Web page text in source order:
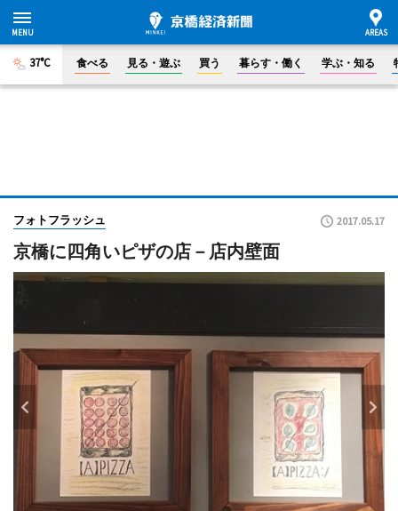
37°C 食べる 見る・遊ぶ 買う 暮らす・働く 学ぶ・知る
フォトフラッシュ 2017.05.17
京橋に四角いピザの店－店内壁面